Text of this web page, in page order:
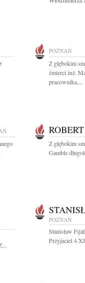
POZNAŃ
Z głębokim
śmierci inż.
pracownika,...
Z głębokim
Gamble
POZNAŃ
Stanisław
Przyjaciel